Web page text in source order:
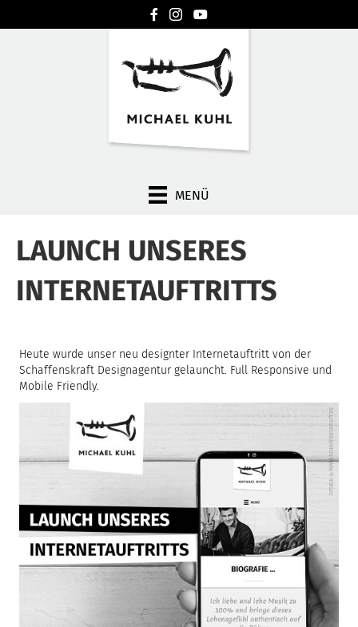
MENÜ
LAUNCH UNSERES
INTERNET­AUFTRITTS
Heute wurde unser neu designter Internetauftritt von der
Schaffenskraft Designagentur gelauncht. Full Responsive und
Mobile Friendly.